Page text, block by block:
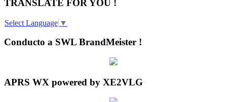
TRANSLATE FOR YOU !
Select Language ▼
Conducto a SWL BrandMeister !
APRS WX powered by XE2VLG